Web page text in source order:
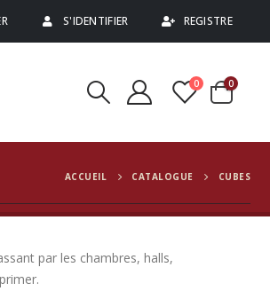
S'IDENTIFIER REGISTRE
0 0
ACCUEIL CATALOGUE CUBES
par les chambres, halls,